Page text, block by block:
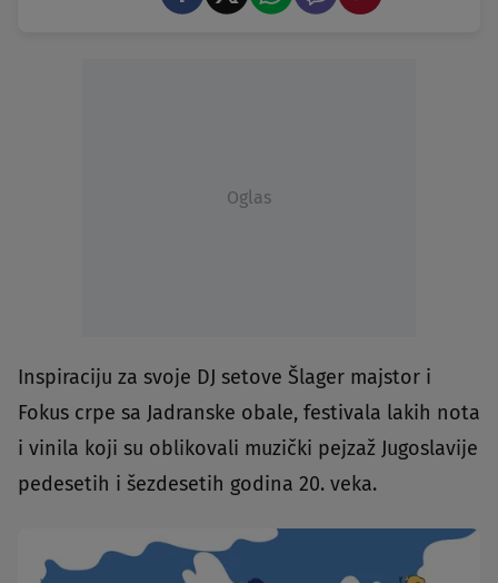
Oglas
Inspiraciju za svoje DJ setove Šlager majstor i
Fokus crpe sa Jadranske obale, festivala lakih nota
i vinila koji su oblikovali muzički pejzaž Jugoslavije
pedesetih i šezdesetih godina 20. veka.